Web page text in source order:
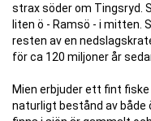
strax söder om Tingsryd.
liten ö - Ramsö - i mitten.
resten av en
för ca 120 miljoner år
Mien erbjuder ett fint
naturligt bestånd av både